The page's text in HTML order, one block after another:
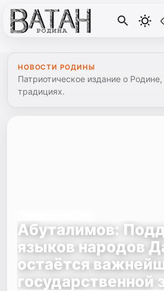
НОВОСТИ РОДИНЫ
Патриотическое издание о
традициях.
Абуталимов:
языков народов
остаётся
государственной